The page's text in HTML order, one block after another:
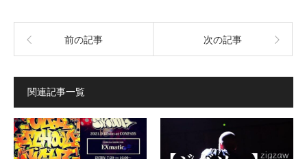
前の記事 次の記事
関連記事一覧